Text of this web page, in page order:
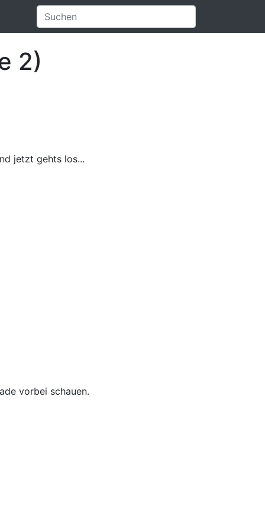
2)
jetzt gehts los...
vorbei schauen.